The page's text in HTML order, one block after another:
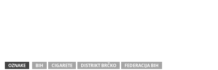
OZNAKE BIH CIGARETE DISTRIKT BRČKO
FEDERACIJA BIH